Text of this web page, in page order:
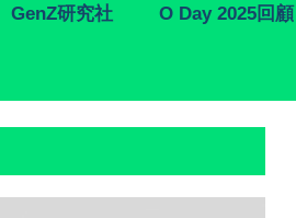
GenZ研究社 O Day 2025回顧